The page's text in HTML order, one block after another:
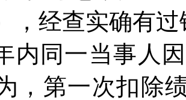
，经查实确有
同一当事人
，第一次扣除